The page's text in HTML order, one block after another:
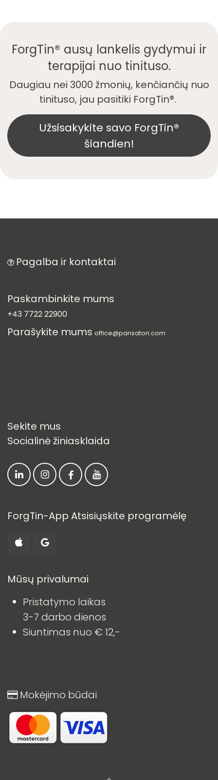
ForgTin® ausų lankelis gydymui ir
terapijai nuo tinituso.
Daugiau nei 3000 žmonių, kenčiančių nuo
tinituso, jau pasitiki ForgTin®.
Užsisakykite savo ForgTin®
šiandien!
Pagalba ir kontaktai
Paskambinkite mums
+43 7722 22900
Parašykite mums office@pansatori.com
Sekite mus
Socialinė žiniasklaida
ForgTin-App Atsisiųskite programėlę
Mūsų privalumai
Pristatymo laikas
3-7 darbo dienos
Siuntimas nuo € 12,-
Mokėjimo būdai